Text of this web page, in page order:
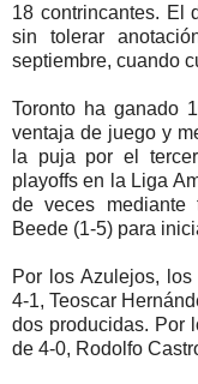
18 contrincantes. El
sin tolerar
septiembre, cuando
Toronto ha ganado
ventaja de juego y
la puja por el
playoffs en la Liga
de veces mediante
Beede (1-5) para
Por los Azulejos,
4-1, Teoscar
dos producidas. Por
de 4-0, Rodolfo